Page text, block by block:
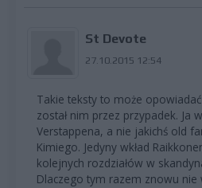
St Devote
27.10.2015 12:54
Takie teksty to może
został nim przez przypadek. Ja
Verstappena, a nie jakichś old
Kimiego. Jedyny wkład
kolejnych rozdziałów w
Dlaczego tym razem znowu nie